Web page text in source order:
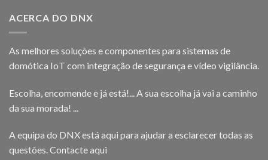
ACERCA DO DNX
As melhores soluções e componentes para sistemas de
domótica IoT com integração de segurança e vídeo vigilância.
Escolha, encomende e já está!... A sua escolha já vai a caminho
da sua morada! ...
A equipa do DNX está aqui para ajudar a esclarecer todas as
questões.Contacte aqui